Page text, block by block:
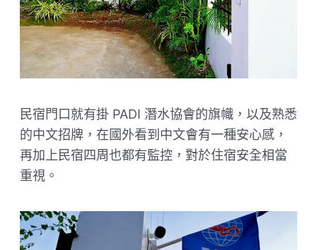
民宿門口就有掛 PADI 潛水協會的旗幟，以及熟悉
的中文招牌，在國外看到中文會有一種安心感，
再加上民宿四周也都有監控，對於住宿安全相當
重視。